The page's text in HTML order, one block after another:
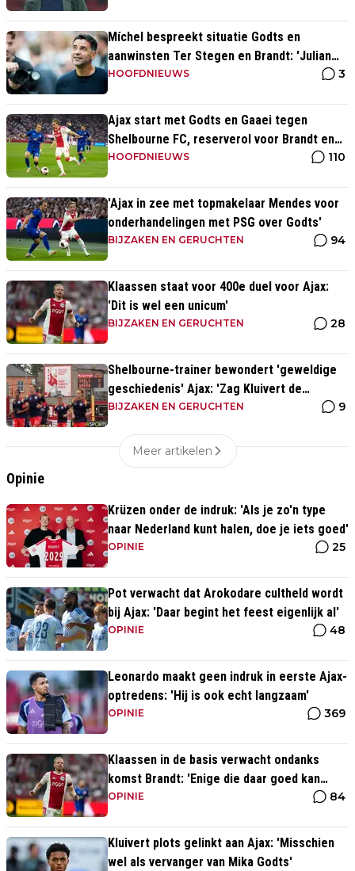
Míchel bespreekt situatie Godts en
aanwinsten Ter Stegen en Brandt: 'Julian
kan spelen in de slotfase'
HOOFDNIEUWS 3
Ajax start met Godts en Gaaei tegen
Shelbourne FC, reserverol voor Brandt en
Ter Stegen
HOOFDNIEUWS 110
'Ajax in zee met topmakelaar Mendes voor
onderhandelingen met PSG over Godts'
BIJZAKEN EN GERUCHTEN 94
Klaassen staat voor 400e duel voor Ajax:
'Dit is wel een unicum'
BIJZAKEN EN GERUCHTEN 28
Shelbourne-trainer bewondert 'geweldige
geschiedenis' Ajax: 'Zag Kluivert de
winnende scoren'
BIJZAKEN EN GERUCHTEN 9
Meer artikelen
Opinie
Krüzen onder de indruk: 'Als je zo'n type
naar Nederland kunt halen, doe je iets goed'
OPINIE 25
Pot verwacht dat Arokodare cultheld wordt
bij Ajax: 'Daar begint het feest eigenlijk al'
OPINIE 48
Leonardo maakt geen indruk in eerste Ajax-
optredens: 'Hij is ook echt langzaam'
OPINIE 369
Klaassen in de basis verwacht ondanks
komst Brandt: 'Enige die daar goed kan
spelen'
OPINIE 84
Kluivert plots gelinkt aan Ajax: 'Misschien
wel als vervanger van Mika Godts'